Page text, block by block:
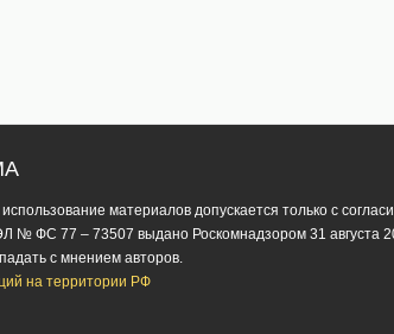
материалов допускается только с
№ ФС 77 – 73507 выдано Роскомнадзором 31 августа
с мнением авторов.
на территории РФ